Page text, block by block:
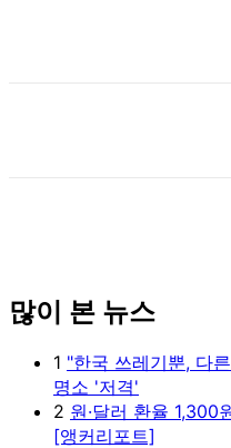
많이 본 뉴스
1 "한국 쓰레기뿐, 다
명소 '저격'
2 원·달러 환율 1,300
[앵커리포트]